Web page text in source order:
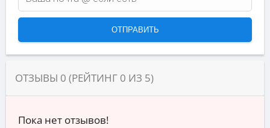
ОТЗЫВЫ 0 (РЕЙТИНГ 0 ИЗ 5)
Пока нет отзывов!